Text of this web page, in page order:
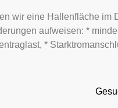
wir eine Hallenfläche im
aufweisen: *
*